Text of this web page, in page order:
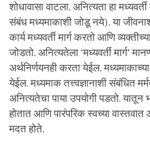
शोधावासा वाटला. अनित्यता हा
संबंध मध्यमाकाशी जोडू नये). या
कार्य मध्यवर्ती मार्ग करतो आणि
जोडतो. अनित्यतेला ‘मध्यवर्ती मार्ग’
अर्थनिर्णयनही करता येईल.
येईल. मध्यमाक तत्त्वज्ञानाशी संबंधित
अनित्यतेचा पाया उपयोगी पडतो.
होतात आणि पारंपरिक स्वच्या वास्तवात
मदत होते.